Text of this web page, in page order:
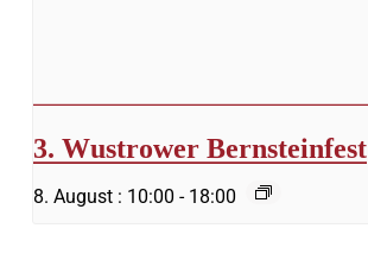
3. Wustrower Bernsteinfest
8. August : 10:00 - 18:00